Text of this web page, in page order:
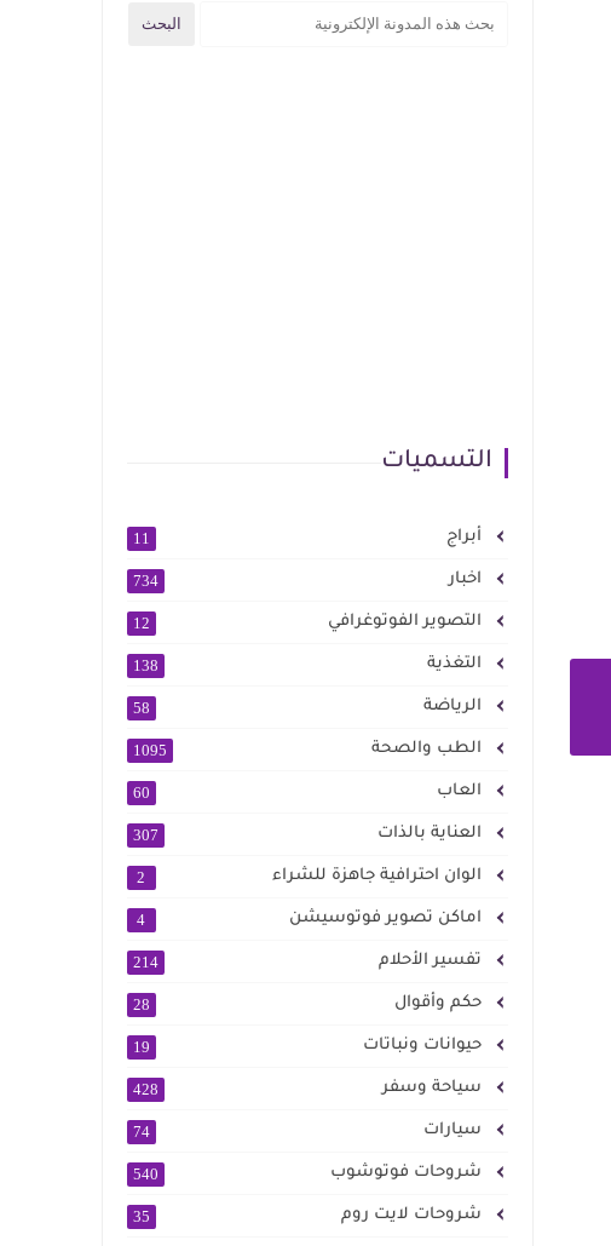
التسميات
أبراج 11
اخبار 734
التصوير الفوتوغرافي 12
التغذية 138
الرياضة 58
الطب والصحة 1095
العاب 60
العناية بالذات 307
الوان احترافية جاهزة للشراء 2
اماكن تصوير فوتوسيشن 4
تفسير الأحلام 214
حكم وأقوال 28
حيوانات ونباتات 19
سياحة وسفر 428
سيارات 74
شروحات فوتوشوب 540
شروحات لايت روم 35